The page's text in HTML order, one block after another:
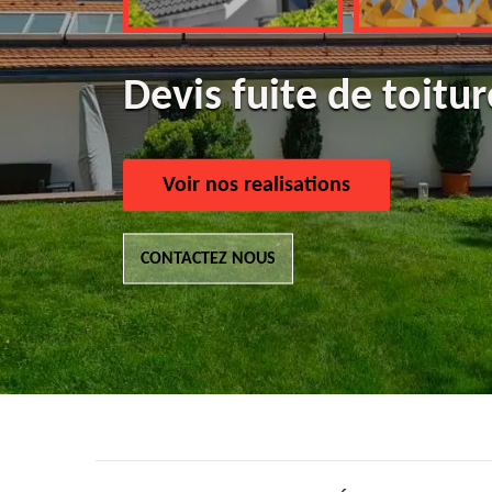
Devis fuite de
Voir nos realisations
CONTACTEZ NOUS